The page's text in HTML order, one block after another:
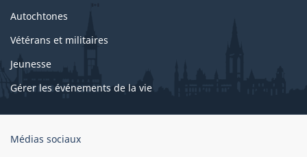
Autochtones
Vétérans et militaires
Jeunesse
Gérer les événements de la vie
Organisation
Médias sociaux